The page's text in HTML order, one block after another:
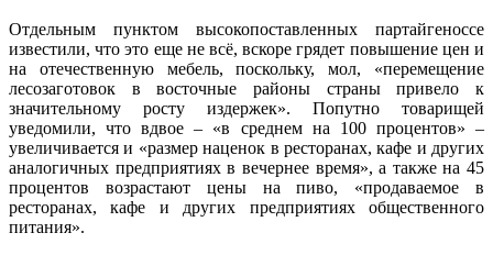
Отдельным пунктом высокопоставленных партайгеноссе
известили, что это еще не всё, вскоре грядет повышение цен и
на отечественную мебель, поскольку, мол, «перемещение
лесозаготовок в восточные районы страны привело к
значительному росту издержек». Попутно товарищей
уведомили, что вдвое – «в среднем на 100 процентов» –
увеличивается и «размер наценок в ресторанах, кафе и других
аналогичных предприятиях в вечернее время», а также на 45
процентов возрастают цены на пиво, «продаваемое в
ресторанах, кафе и других предприятиях общественного
питания».